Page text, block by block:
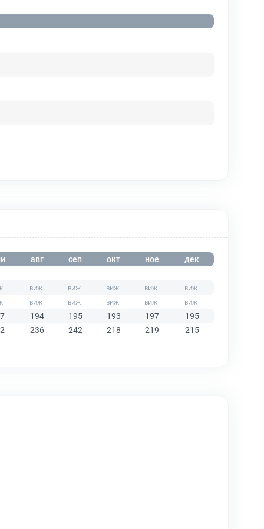
авг сеп окт ное дек
194 195 193 197
195
236 242 218 219 215